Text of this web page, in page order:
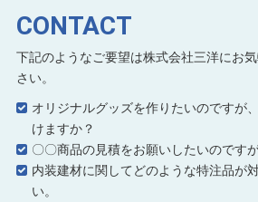
CONTACT
下記のようなご要望は株式会社三洋にお
さい。
オリジナルグッズを作りたいのですが
けますか？
〇〇商品の見積をお願いしたいのです
内装建材に関してどのような特注品が
い。